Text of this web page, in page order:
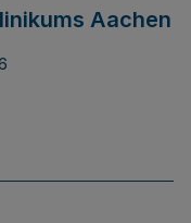
Aachen